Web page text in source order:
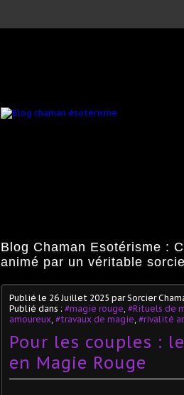
Blog Chaman Esotérisme :
animé par un véritable
Publié le 26 Juillet 2025 par Sorcier
Publié dans : #magie rouge #Rituels de
amoureux #travaux de magie #rivalité
Pour les couples :
en Magie Rouge